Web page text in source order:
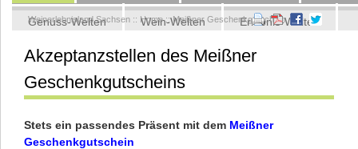
Genuss-Welten Wein-Welten Erlebnis-Welten
Kontakt
Weinerlebnisland Sachsen :: Home::Meißner Geschenkgutschein
Akzeptanzstellen des Meißner
Geschenkgutscheins
Stets ein passendes Präsent mit dem Meißner
Geschenkgutschein